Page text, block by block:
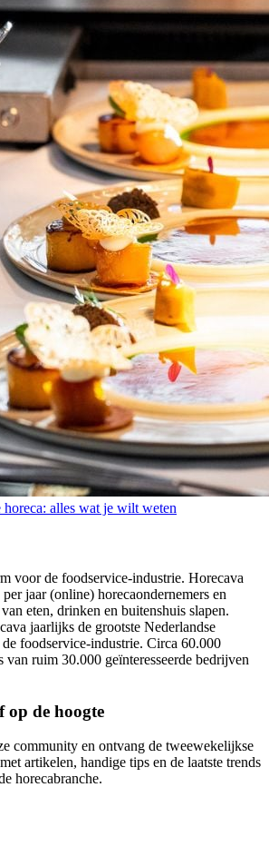
alles wat je wilt weten
voor de foodservice-industrie. Horecava
jaar (online) horecaondernemers en
eten, drinken en buitenshuis slapen.
jaarlijks de grootste Nederlandse
foodservice-industrie. Circa 60.000
van ruim 30.000 geïnteresseerde bedrijven
op de hoogte
community en ontvang de tweewekelijkse
artikelen, handige tips en de laatste trends
horecabranche.